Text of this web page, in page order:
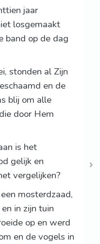
jaar
losgemaakt
band op de dag
stonden al Zijn
en de
blij om alle
door Hem
is het
gelijk en
vergelijken?
mosterdzaad,
in zijn tuin
op en werd
en de vogels in